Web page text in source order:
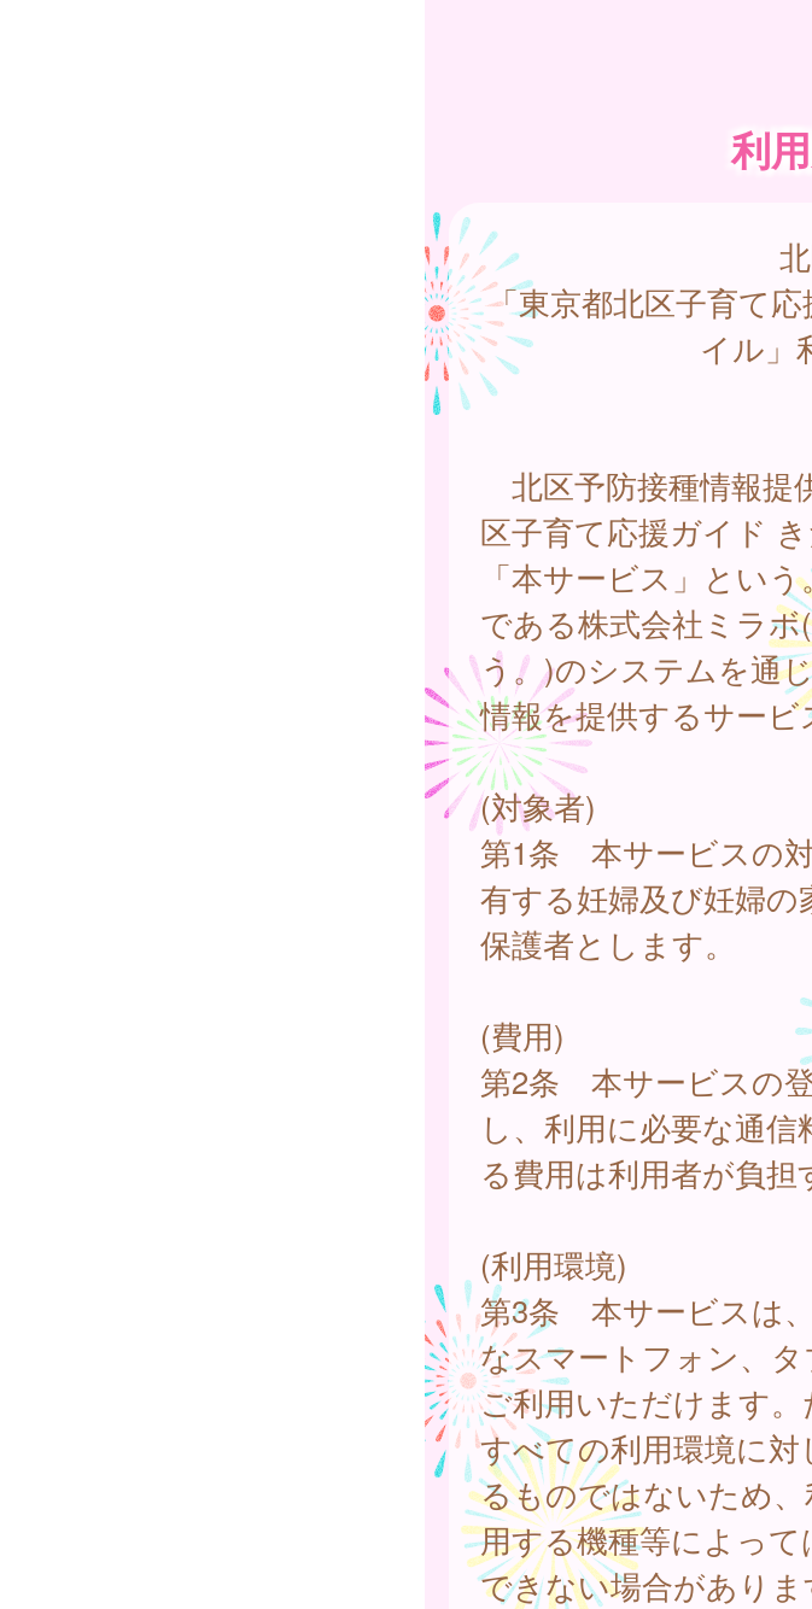
利
「東京都北区子育て
イル」
北区予防接種情報提
区子育て応援ガイド
「本サービス」とい
である株式会社ミラ
う。)のシステムを通
情報を提供するサービ
(対象者)
第1条 本サービスの
有する妊婦及び妊婦
保護者とします。
(費用)
第2条 本サービスの
し、利用に必要な通
る費用は利用者が負担
(利用環境)
第3条 本サービスは
なスマートフォン、
ご利用いただけます
すべての利用環境に
るものではないため
用する機種等によっ
できない場合がありま